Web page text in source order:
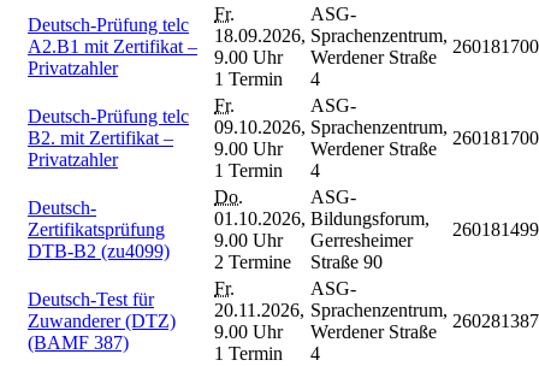
Deutsch-Prüfung telc
A2.B1 mit Zertifikat –
Privatzahler
Fr.
18.09.2026,
9.00 Uhr
1 Termin
ASG-
Sprachenzentrum,
Werdener Straße
4
Deutsch-Prüfung telc
B2. mit Zertifikat –
Privatzahler
Fr.
09.10.2026,
9.00 Uhr
1 Termin
ASG-
Sprachenzentrum,
Werdener Straße
4
Deutsch-
Zertifikatsprüfung
DTB-B2 (zu4099)
Do.
01.10.2026,
9.00 Uhr
2 Termine
ASG-
Bildungsforum,
Gerresheimer
Straße 90
Deutsch-Test für
Zuwanderer (DTZ)
(BAMF 387)
Fr.
20.11.2026,
9.00 Uhr
1 Termin
ASG-
Sprachenzentrum,
Werdener Straße
4